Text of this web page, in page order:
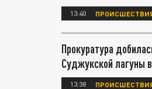
13:40
Прокуратура
Суджукской лагуны
13:38